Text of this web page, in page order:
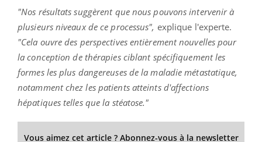
"Nos résultats suggèrent que nous pouvons intervenir à
plusieurs niveaux de ce processus", explique l'experte.
"Cela ouvre des perspectives entièrement nouvelles pour
la conception de thérapies ciblant spécifiquement les
formes les plus dangereuses de la maladie métastatique,
notamment chez les patients atteints d'affections
hépatiques telles que la stéatose."
Vous aimez cet article ? Abonnez-vous à la newsletter